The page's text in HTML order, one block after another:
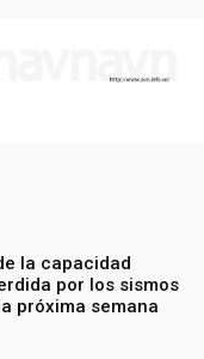
la capacidad
por los sismos
próxima semana